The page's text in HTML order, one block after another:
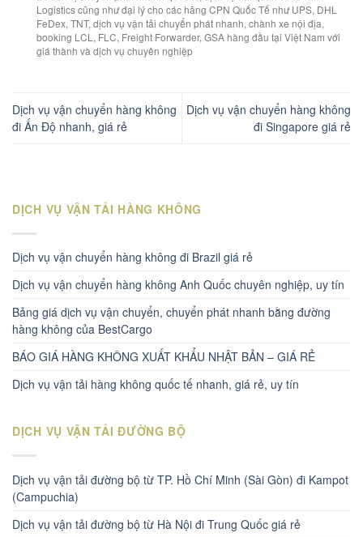
Logistics cũng như đại lý cho các hãng CPN Quốc Tế như UPS, DHL
FeDex, TNT, dịch vụ vận tải chuyển phát nhanh, chành xe nội địa,
booking LCL, FLC, Freight Forwarder, GSA hàng đầu tại Việt Nam với
giá thành và dịch vụ chuyên nghiệp
Dịch vụ vận chuyển hàng không
đi Ấn Độ nhanh, giá rẻ
Dịch vụ vận chuyển hàng không
đi Singapore giá rẻ
DỊCH VỤ VẬN TẢI HÀNG KHÔNG
Dịch vụ vận chuyển hàng không đi Brazil giá rẻ
Dịch vụ vận chuyển hàng không Anh Quốc chuyên nghiệp, uy tín
Bảng giá dịch vụ vận chuyển, chuyển phát nhanh bằng đường
hàng không của BestCargo
BÁO GIÁ HÀNG KHÔNG XUẤT KHẨU NHẬT BẢN – GIÁ RẺ
Dịch vụ vận tải hàng không quốc tế nhanh, giá rẻ, uy tín
DỊCH VỤ VẬN TẢI ĐƯỜNG BỘ
Dịch vụ vận tải đường bộ từ TP. Hồ Chí Minh (Sài Gòn) đi Kampot
(Campuchia)
Dịch vụ vận tải đường bộ từ Hà Nội đi Trung Quốc giá rẻ